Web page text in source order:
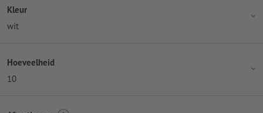
Kleur
wit
Hoeveelheid
10